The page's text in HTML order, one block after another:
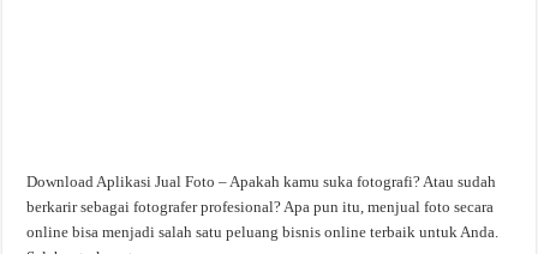
Download Aplikasi Jual Foto – Apakah kamu suka fotografi? Atau sudah
berkarir sebagai fotografer profesional? Apa pun itu, menjual foto secara
online bisa menjadi salah satu peluang bisnis online terbaik untuk Anda.